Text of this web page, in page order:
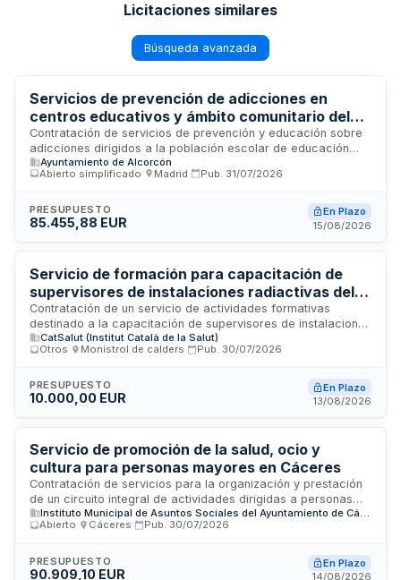
Licitaciones similares
Búsqueda avanzada
Servicios de prevención de adicciones en
centros educativos y ámbito comunitario del
Ayuntamiento de Alcorcón
Contratación de servicios de prevención y educación sobre
adicciones dirigidos a la población escolar de educación
primaria y secundaria, así como a la comunidad en general.
El Ayuntamiento de Alcorcón licita la prestación de sesiones
centros educativos y espacios comunitarios. El contrato
incluye el desarrollo de un programa integral de intervención
financiado íntegramente por la administración local.
Ayuntamiento de Alcorcón
Abierto simplificado
Madrid Pub. 31/07/2026
PRESUPUESTO
85.455,88 EUR
En Plazo
15/08/2026
Servicio de formación para capacitación de
supervisores de instalaciones radiactivas del
Hospital Universitari Vall d'Hebron
Contratación de un servicio de actividades formativas
destinado a la capacitación de supervisores de instalaciones
radiactivas por parte del Hospital Universitari Vall d'Hebron.
El contrato tiene naturaleza de servicio y se ejecutará hasta
especifican en el pliego de prescripciones técnicas, con
respeto a los derechos lingüísticos de los usuarios y la
sociolingüístico del territorio.
CatSalut (Institut Català de la Salut)
Otros
Monistrol de calders Pub. 30/07/2026
PRESUPUESTO
10.000,00 EUR
En Plazo
13/08/2026
Servicio de promoción de la salud, ocio y
cultura para personas mayores en Cáceres
Contratación de servicios para la organización y prestación
de un circuito integral de actividades dirigidas a personas
mayores de la ciudad de Cáceres y sus pedanías. El Instituto
Municipal de Asuntos Sociales licita mediante procedimiento
que comprende prestaciones directas en favor de los
administrados en materia de promoción de la salud,
Instituto Municipal de Asuntos Sociales del Ayuntamiento de Cáceres
Abierto
Cáceres Pub. 30/07/2026
PRESUPUESTO
90.909,10 EUR
En Plazo
14/08/2026